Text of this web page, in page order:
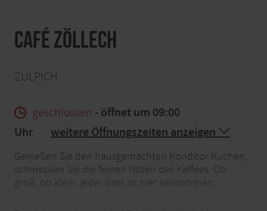
Café Zöllech
ZÜLPICH
geschlossen - öffnet um 09:00
Uhr
weitere Öffnungszeiten anzeigen
Genießen Sie den hausgemachten Konditor Kuchen,
schmecken Sie die feinen Noten des Kaffees. Ob
groß, ob klein, jeder Gast ist hier willkommen.